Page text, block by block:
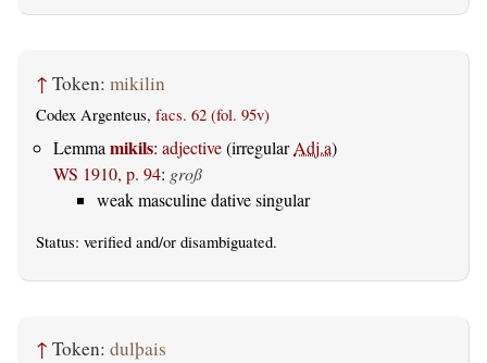
↑ Token: mikilin
Codex Argenteus, facs. 62 (fol. 95v)
Lemmamikils: adjective(irregularAdj.a)
WS 1910, p. 94: groß
weak masculine dative singular
Status: verified and/or disambiguated.
↑ Token: dulþais